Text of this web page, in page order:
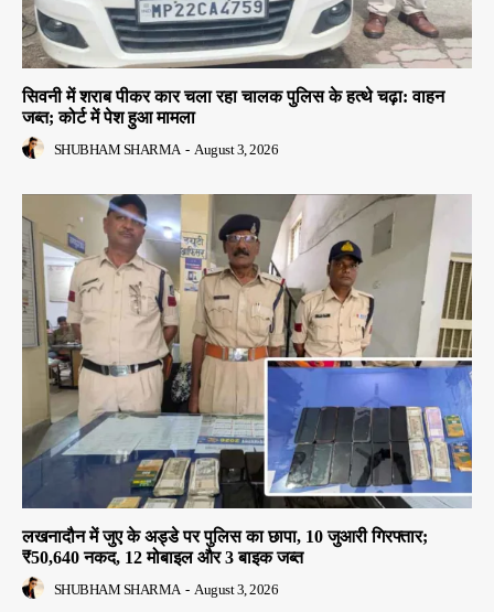
सिवनी में शराब पीकर कार चला रहा चालक पुलिस के हत्थे चढ़ा: वाहन
जब्त; कोर्ट में पेश हुआ मामला
SHUBHAM SHARMA - August 3, 2026
लखनादौन में जुए के अड्डे पर पुलिस का छापा, 10 जुआरी गिरफ्तार;
₹50,640 नकद, 12 मोबाइल और 3 बाइक जब्त
SHUBHAM SHARMA - August 3, 2026